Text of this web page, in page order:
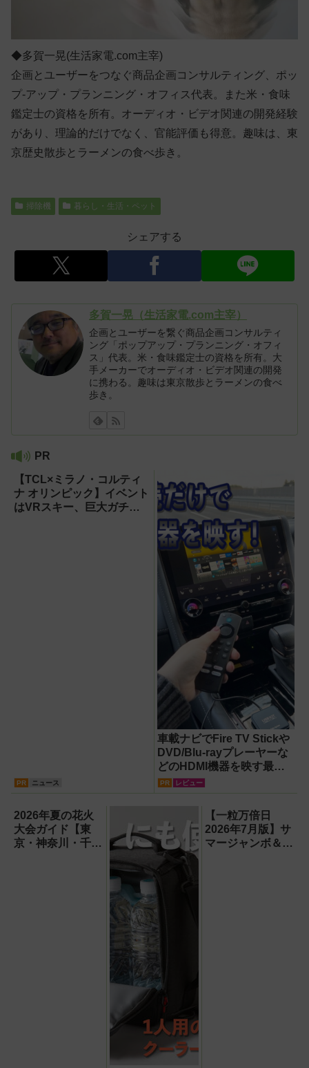
◆多賀一晃(生活家電.com主宰)
企画とユーザーをつなぐ商品企画コンサルティング、ポッ
プ-アップ・プランニング・オフィス代表。また米・食味
鑑定士の資格を所有。オーディオ・ビデオ関連の開発経験
があり、理論的だけでなく、官能評価も得意。趣味は、東
京歴史散歩とラーメンの食べ歩き。
掃除機 暮らし・生活・ペット
シェアする
多賀一晃（生活家電.com主宰）
企画とユーザーを繋ぐ商品企画コンサルティ
ング「ポップアップ・プランニング・オフィ
ス」代表。米・食味鑑定士の資格を所有。大
手メーカーでオーディオ・ビデオ関連の開発
に携わる。趣味は東京散歩とラーメンの食べ
歩き。
PR
【TCL×ミラノ・コルティ
ナ オリンピック】イベント
はVRスキー、巨大ガチャ
PR ニュース
車載ナビでFire TV Stickや
DVD/Blu-rayプレーヤーな
どのHDMI機器を映す最短
ルート。USB接続だけで
ス化できる新機軸アダプタ
ーを徹底解説【データシス
テム『USBKIT』】
PR レビュー
2026年夏の花火
大会ガイド【東
京・神奈川・千
【一粒万倍日
2026年7月版】サ
マージャンボ＆財